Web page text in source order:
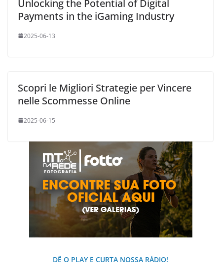
Unlocking the Potential of Digital
Payments in the iGaming Industry
2025-06-13
Scopri le Migliori Strategie per Vincere
nelle Scommesse Online
2025-06-15
DÊ O PLAY E CURTA NOSSA RÁDIO!